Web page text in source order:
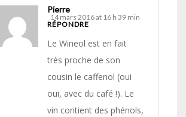
Pierre
14 mars 2016 at 16 h 39 min
RÉPONDRE
Le Wineol est en fait
très proche de son
cousin le caffenol (oui
oui, avec du café !). Le
vin contient des phénols,